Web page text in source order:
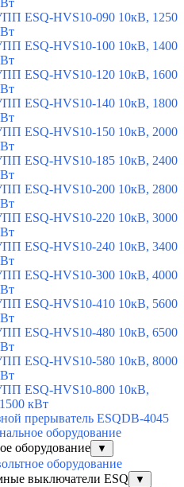
ESQ-HVS10-090 10кВ, 1250
ESQ-HVS10-100 10кВ, 1400
ESQ-HVS10-120 10кВ, 1600
ESQ-HVS10-140 10кВ, 1800
ESQ-HVS10-150 10кВ, 2000
ESQ-HVS10-185 10кВ, 2400
ESQ-HVS10-200 10кВ, 2800
ESQ-HVS10-220 10кВ, 3000
ESQ-HVS10-240 10кВ, 3400
ESQ-HVS10-300 10кВ, 4000
ESQ-HVS10-410 10кВ, 5600
ESQ-HVS10-480 10кВ, 6500
ESQ-HVS10-580 10кВ, 8000
ESQ-HVS10-800 10кВ,
кВт
прерыватель ESQDB-4045
оборудование
оборудование
▼
оборудование
выключатели ESQ
▼